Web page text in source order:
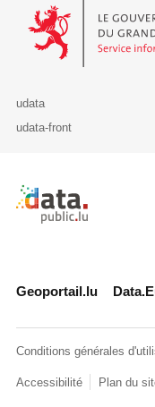
Le Gouvernement du
udata
udata-front
Retour à l'accueil
Geoportail.lu
Conditions générales
Accessibilité Plan du